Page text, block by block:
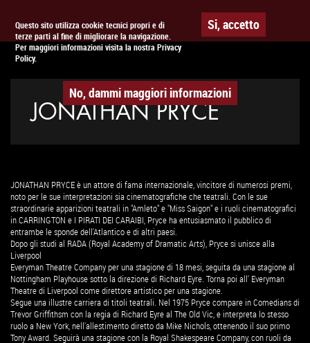
Questo sito utilizza cookie tecnici propri e di
terze parti al fine di migliorare la navigazione.
Per maggiori informazioni visita la nostra Privacy
Policy.
Si, accetto
No, dammi maggiori informazioni
APPUNTAMENTO AL CINEMA
JONATHAN PRYCE
JONATHAN PRYCE è un attore di fama internazionale, vincitore di numerosi premi,
noto per le sue interpretazioni sia cinematografiche che teatrali. Con le sue
straordinarie apparizioni teatrali in "Amleto" e "Miss Saigon" e i ruoli cinematografici
in CARRINGTON e I PIRATI DEI CARAIBI, Pryce ha entusiasmato il pubblico di
entrambe le sponde dell'Atlantico e di altri paesi.
Dopo gli studi al RADA (Royal Academy of Dramatic Arts), Pryce si unisce alla
Liverpool
Everyman Theatre Company per una stagione di 18 mesi, seguita da una stagione al
Nottingham Playhouse sotto la direzione di Richard Eyre. Torna poi all' Everyman
Theatre di Liverpool come direttore artistico per una stagione.
Segue una illustre carriera di titoli teatrali. Nel 1975 Pryce compare in Comedians di
Trevor Griffithsm con la regia di Richard Eyre al The Old Vic, e interpreta lo stesso
ruolo a New York, nell'allestimento diretto da Mike Nichols, ottenendo il suo primo
Tony Award. Seguirà una stagione con la Royal Shakespeare Company, con ruoli da